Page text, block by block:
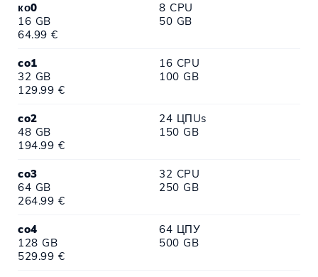
ко0
8 CPU
16 GB
50 GB
64.99 €
co1
16 CPU
32 GB
100 GB
129.99 €
co2
24 ЦПUs
48 GB
150 GB
194.99 €
co3
32 CPU
64 GB
250 GB
264.99 €
co4
64 ЦПУ
128 GB
500 GB
529.99 €